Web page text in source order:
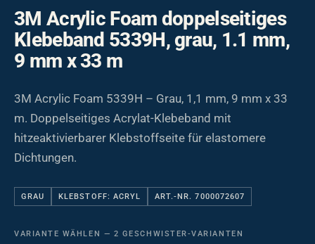
3M Acrylic Foam doppelseitiges
Klebeband 5339H, grau, 1.1 mm,
9 mm x 33 m
3M Acrylic Foam 5339H – Grau, 1,1 mm, 9 mm x 33
m. Doppelseitiges Acrylat-Klebeband mit
hitzeaktivierbarer Klebstoffseite für elastomere
Dichtungen.
GRAU KLEBSTOFF: ACRYL ART.-NR. 7000072607
VARIANTE WÄHLEN — 2 GESCHWISTER-VARIANTEN